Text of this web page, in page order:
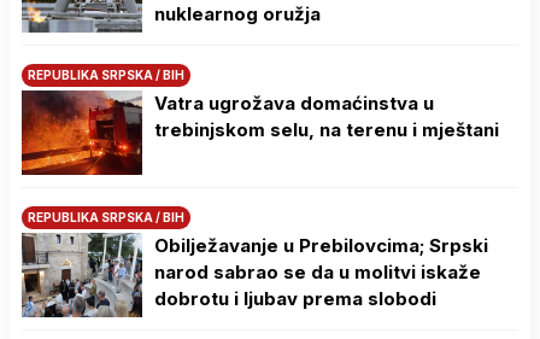
nuklearnog oružja
REPUBLIKA SRPSKA / BIH
Vatra ugrožava domaćinstva u
trebinjskom selu, na terenu i mještani
REPUBLIKA SRPSKA / BIH
Obilježavanje u Prebilovcima; Srpski
narod sabrao se da u molitvi iskaže
dobrotu i ljubav prema slobodi